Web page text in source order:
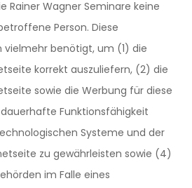
Rainer Wagner Seminare keine
Person. Diese
benötigt, um (1) die
korrekt auszuliefern, (2) die
sowie die Werbung für diese
Funktionsfähigkeit
Systeme und der
zu gewährleisten sowie (4)
im Falle eines